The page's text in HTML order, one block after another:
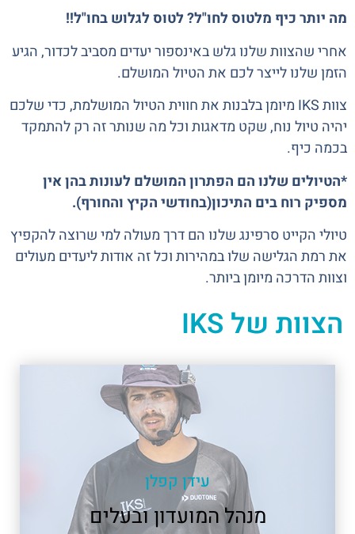
מה יותר כיף מלטוס לחו"ל? לטוס לגלוש בחו"ל!!
אחרי שהצוות שלנו גלש באינספור יעדים מסביב לכדור, הגיע
הזמן שלנו לייצר לכם את הטיול המושלם.
צוות IKS מיומן בלבנות את חווית הטיול המושלמת, כדי שלכם
יהיה טיול נוח, שקט מדאגות וכל מה שנותר זה רק להתמקד
בכמה כיף.
*הטיולים שלנו הם הפתרון המושלם לעונות בהן אין
מספיק רוח בים התיכון(בחודשי הקיץ והחורף).
טיולי הקייט סרפינג שלנו הם דרך מעולה למי שרוצה להקפיץ
את רמת הגלישה שלו במהירות וכל זה אודות ליעדים מעולים
וצוות הדרכה מיומן ביותר.
הצוות של IKS
עידן קפלן
מנהל המועדון ובעלים